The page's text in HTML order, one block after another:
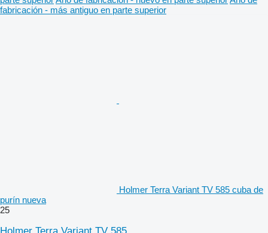
fabricación - más antiguo en parte superior
Holmer Terra Variant TV 585 cuba de
purín nueva
25